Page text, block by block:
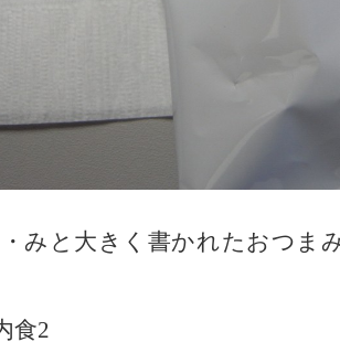
みと大きく書かれたおつま